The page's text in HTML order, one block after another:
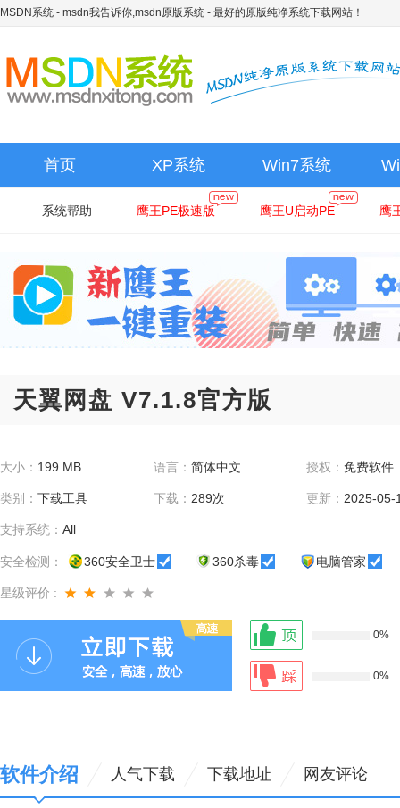
MSDN系统 - msdn我告诉你,msdn原版系统 - 最好的原版纯净系统下载网站！
首页 XP系统 Win7系统
系统帮助 鹰王PE极速版 鹰王U启动PE 鹰
天翼网盘 V7.1.8官方版
大小： 199 MB 语言： 简体中文 授权：免费软件
类别： 下载工具 下载： 289次 更新： 2025-05-
支持系统： All
安全检测： 360安全卫士 360杀毒 电脑管家
星级评价 :
0%
0%
软件介绍 人气下载 下载地址 网友评论